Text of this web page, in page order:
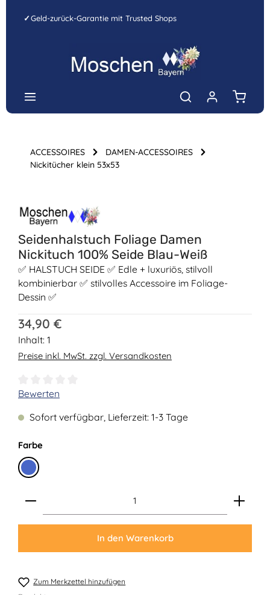
Zum Hauptinhalt springen
✓Geld-zurück-Garantie mit Trusted Shops
ACCESSOIRES
DAMEN-ACCESSOIRES
Nickitücher klein 53x53
Seidenhalstuch Foliage Damen
Nickituch 100% Seide Blau-Weiß
✅ HALSTUCH SEIDE ✅ Edle + luxuriös, stilvoll
kombinierbar ✅ stilvolles Accessoire im Foliage-
Dessin ✅
Regulärer Preis:
34,90 €
Inhalt: 1
Preise inkl. MwSt. zzgl. Versandkosten
Durchschnittliche Bewertung von 0 von 5 Sternen
Bewerten
Sofort verfügbar, Lieferzeit: 1-3 Tage
Farbeauswählen
Blau
Produkt Anzahl: Gib den gewünschten Wert ein
In den Warenkorb
Zum Merkzettel hinzufügen